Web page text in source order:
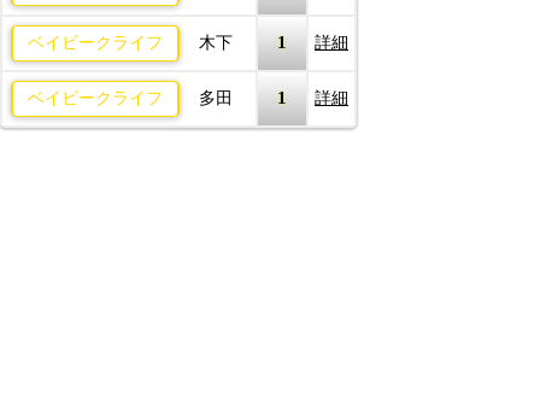
ベイビークライフ 木下 1 詳細
ベイビークライフ 多田 1 詳細